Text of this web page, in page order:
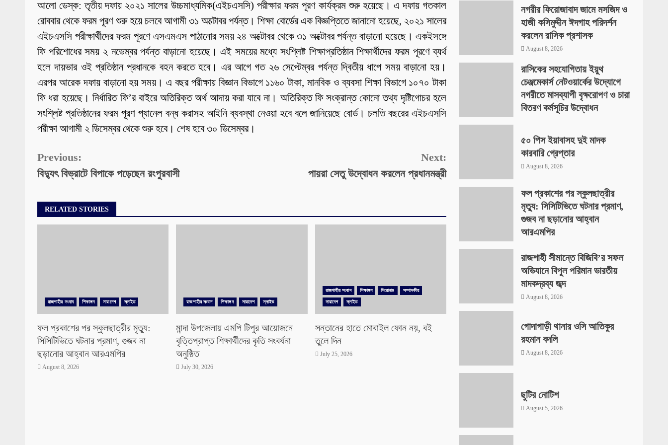
আলো ডেস্ক: তৃতীয় দফায় ২০২১ সালের উচ্চমাধ্যমিক(এইচএসসি) পরীক্ষার ফরম পূরণ কার্যক্রম শুরু হয়েছে। এ দফায় গতকাল
রোববার থেকে ফরম পূরণ শুরু হয়ে চলবে আগামী ৩১ অক্টোবর পর্যন্ত। শিক্ষা বোর্ডের এক বিজ্ঞপ্তিতে জানানো হয়েছে, ২০২১ সালের
এইচএসসি পরীক্ষার্থীদের ফরম পূরণে এসএমএস পাঠানোর সময় ২৪ অক্টোবর থেকে ৩১ অক্টোবর পর্যন্ত বাড়ানো হয়েছে। একইসঙ্গে
ফি পরিশোধের সময় ২ নভেম্বর পর্যন্ত বাড়ানো হয়েছে। এই সময়ের মধ্যে সংশ্লিষ্ট শিক্ষাপ্রতিষ্ঠান শিক্ষার্থীদের ফরম পূরণে ব্যর্থ
হলে দায়ভার ওই প্রতিষ্ঠান প্রধানকে বহন করতে হবে। এর আগে গত ২৬ সেপ্টেম্বর পর্যন্ত দ্বিতীয় ধাপে সময় বাড়ানো হয়।
এরপর আরেক দফায় বাড়ানো হয় সময়। এ বছর পরীক্ষায় বিজ্ঞান বিভাগে ১১৬০ টাকা, মানবিক ও ব্যবসা শিক্ষা বিভাগে ১০৭০ টাকা
ফি ধরা হয়েছে। নির্ধারিত ফি’র বাইরে অতিরিক্ত অর্থ আদায় করা যাবে না। অতিরিক্ত ফি সংক্রান্ত কোনো তথ্য দৃষ্টিগোচর হলে
সংশ্লিষ্ট প্রতিষ্ঠানের ফরম পূরণ প্যানেল বন্ধ করাসহ আইনি ব্যবস্থা নেওয়া হবে বলে জানিয়েছে বোর্ড। চলতি বছরের এইচএসসি
পরীক্ষা আগামী ২ ডিসেম্বর থেকে শুরু হবে। শেষ হবে ৩০ ডিসেম্বর।
Continue
Reading
Previous:
বিদ্যুৎ বিভ্রাটে বিপাকে পড়েছেন রংপুরবাসী
Next:
পায়রা সেতু উদ্বোধন করলেন প্রধানমন্ত্রী
RELATED STORIES
রাজশাহীর সংবাদ শিক্ষাঙ্গন সারাদেশ স্লাইড
ফল প্রকাশের পর স্কুলছাত্রীর মৃত্যু:
সিসিটিভিতে ঘটনার প্রমাণ, গুজব না
ছড়ানোর আহ্বান আরএমপির
August 8, 2026
রাজশাহীর সংবাদ শিক্ষাঙ্গন সারাদেশ স্লাইড
মান্দা উপজেলায় এমপি টিপুর আয়োজনে
বৃত্তিপ্রাপ্ত শিক্ষার্থীদের কৃতি সংবর্ধনা
অনুষ্ঠিত
July 30, 2026
রাজশাহীর সংবাদ শিক্ষাঙ্গন শিরোনাম সম্পাদকীয়
সারাদেশ স্লাইড
সন্তানের হাতে মোবাইল ফোন নয়, বই
তুলে দিন
July 25, 2026
নগরীর ফিরোজাবাদ জামে মসজিদ ও
হাজী কসিমুদ্দীন ঈদগাহ পরিদর্শন
করলেন রাসিক প্রশাসক
August 8, 2026
রাসিকের সহযোগিতায় ইয়ুথ
চেঞ্জমেকার্স নেটওয়ার্কের উদ্যোগে
নগরীতে মাসব্যাপী বৃক্ষরোপণ ও চারা
বিতরণ কর্মসূচির উদ্বোধন
৫০ পিস ইয়াবাসহ দুই মাদক
কারবারি গ্রেপ্তার
August 8, 2026
ফল প্রকাশের পর স্কুলছাত্রীর
মৃত্যু: সিসিটিভিতে ঘটনার প্রমাণ,
গুজব না ছড়ানোর আহ্বান
আরএমপির
রাজশাহী সীমান্তে বিজিবি’র সফল
অভিযানে বিপুল পরিমান ভারতীয়
মাদকদ্রব্য জব্দ
August 8, 2026
গোদাগাড়ী থানার ওসি আতিকুর
রহমান বদলি
August 8, 2026
ছুটির নোটিশ
August 5, 2026